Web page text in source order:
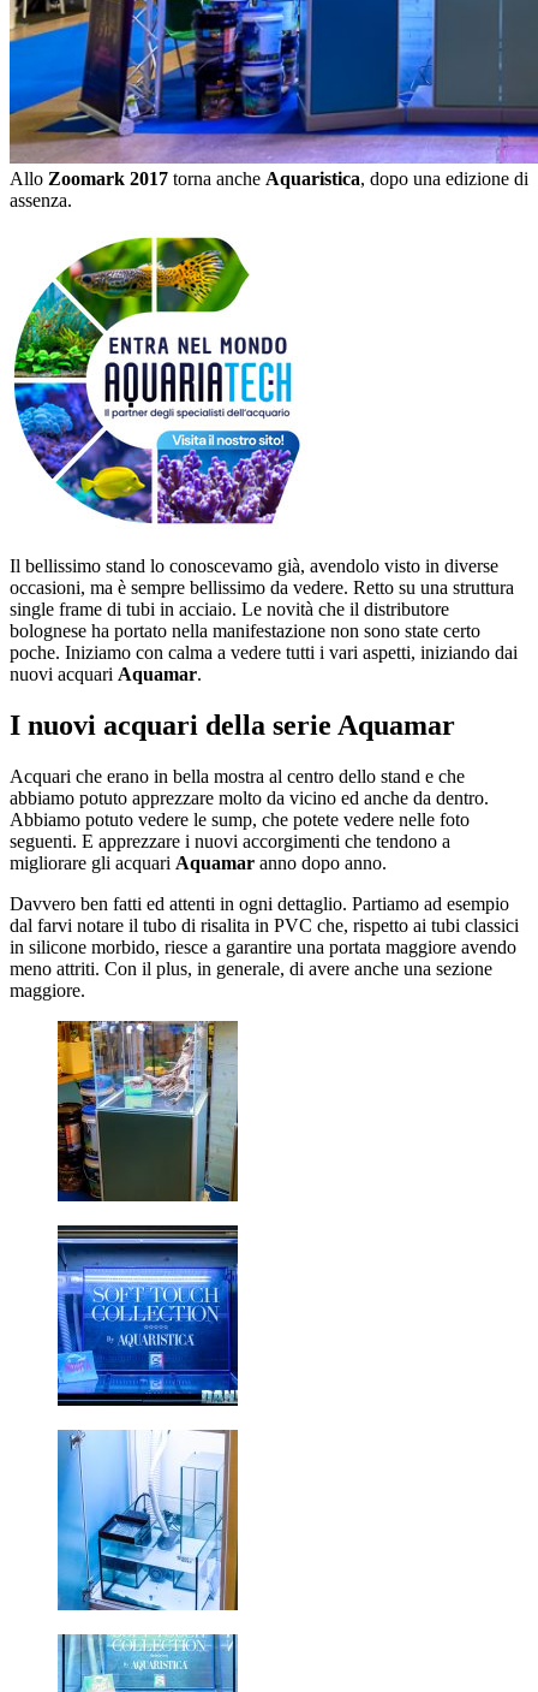
Allo Zoomark 2017 torna anche Aquaristica, dopo una edizione di
assenza.
Il bellissimo stand lo conoscevamo già, avendolo visto in diverse
occasioni, ma è sempre bellissimo da vedere. Retto su una struttura
single frame di tubi in acciaio. Le novità che il distributore
bolognese ha portato nella manifestazione non sono state certo
poche. Iniziamo con calma a vedere tutti i vari aspetti, iniziando dai
nuovi acquari Aquamar.
I nuovi acquari della serie Aquamar
Acquari che erano in bella mostra al centro dello stand e che
abbiamo potuto apprezzare molto da vicino ed anche da dentro.
Abbiamo potuto vedere le sump, che potete vedere nelle foto
seguenti. E apprezzare i nuovi accorgimenti che tendono a
migliorare gli acquari Aquamar anno dopo anno.
Davvero ben fatti ed attenti in ogni dettaglio. Partiamo ad esempio
dal farvi notare il tubo di risalita in PVC che, rispetto ai tubi classici
in silicone morbido, riesce a garantire una portata maggiore avendo
meno attriti. Con il plus, in generale, di avere anche una sezione
maggiore.